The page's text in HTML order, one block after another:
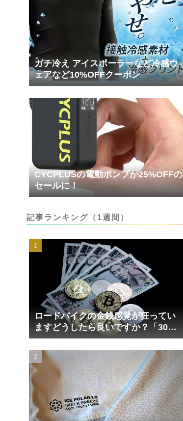
ガチ冷え アイスポーラーなど冷感ウ
ェアなど10%OFFクーポン
CYCPLUSの電動ポンプが25%OFFの
セールに！
記事ランキング（1週間）
ロードバイクの金銭感覚が狂ってい
ますどうしたら良いですか？「30万
円は安い」の正体